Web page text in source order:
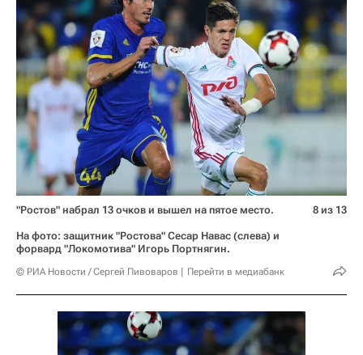
"Ростов" набрал 13 очков и вышел на пятое место.
На фото: защитник "Ростова" Сесар Навас (слева) и
форвард "Локомотива" Игорь Портнягин.
© РИА Новости / Сергей Пивоваров Перейти в медиабанк
8 из 13